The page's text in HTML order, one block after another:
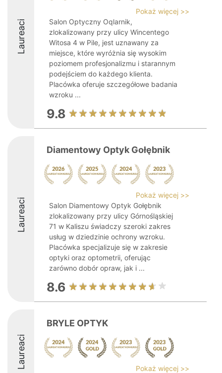
Laureaci
Pokaż więcej >>
Salon Optyczny Oqlarnik,
zlokalizowany przy ulicy Wincentego
Witosa 4 w Pile, jest uznawany za
miejsce, które wyróżnia się wysokim
poziomem profesjonalizmu i starannym
podejściem do każdego klienta.
Placówka oferuje szczegółowe badania
wzroku ...
9.8
Laureaci
Diamentowy Optyk Gołębnik
Pokaż więcej >>
Salon Diamentowy Optyk Gołębnik
zlokalizowany przy ulicy Górnośląskiej
71 w Kaliszu świadczy szeroki zakres
usług w dziedzinie ochrony wzroku.
Placówka specjalizuje się w zakresie
optyki oraz optometrii, oferując
zarówno dobór opraw, jak i ...
8.6
Laureaci
BRYLE OPTYK
Pokaż więcej >>